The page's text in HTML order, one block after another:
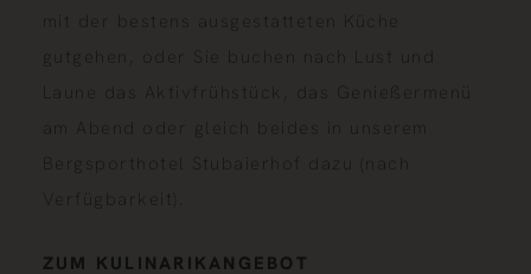
mit der bestens ausgestatteten Küche
gutgehen, oder Sie buchen nach Lust und
Laune das Aktivfrühstück, das Genießermenü
am Abend oder gleich beides in unserem
Bergsporthotel Stubaierhof dazu (nach
Verfügbarkeit).
ZUM KULINARIKANGEBOT